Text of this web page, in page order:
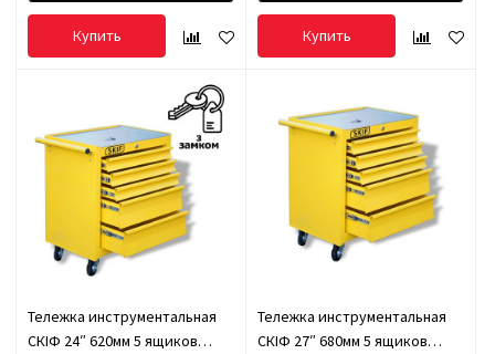
Купить Купить
Тележка инструментальная
СКІФ 24″ 620мм 5 ящиков
Тележка инструментальная
СКІФ 27″ 680мм 5 ящиков